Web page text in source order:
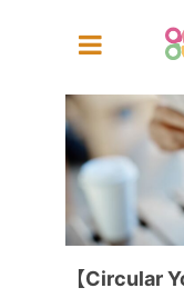
【Circular